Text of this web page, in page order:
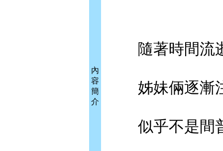
內
容
簡
介
隨著時間流
姊妹倆逐漸注
似乎不是間